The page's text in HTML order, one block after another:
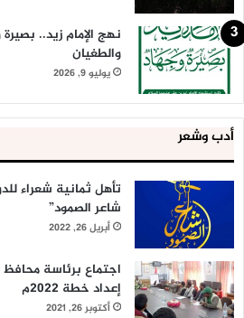
نهج الإمام زيد..
والطغيان
يوليو 9, 2026
أدب وشعر
تأهل ثمانية شعراء
شاعر الصمود”
أبريل 26, 2022
اجتماع برئاسة
إعداد خطة 2022م
أكتوبر 26, 2021